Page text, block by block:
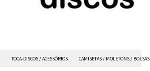
TOCA-DISCOS / ACESSÓRIOS CAMISETAS / MOLETONS / BOLSAS